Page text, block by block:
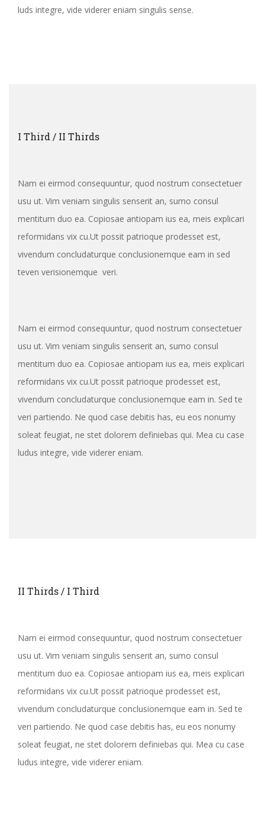
luds integre, vide viderer eniam singulis sense.
I Third / II Thirds
Nam ei eirmod consequuntur, quod nostrum consectetuer
usu ut. Vim veniam singulis senserit an, sumo consul
mentitum duo ea. Copiosae antiopam ius ea, meis explicari
reformidans vix cu.Ut possit patrioque prodesset est,
vivendum concludaturque conclusionemque eam in sed
teven verisionemque veri.
Nam ei eirmod consequuntur, quod nostrum consectetuer
usu ut. Vim veniam singulis senserit an, sumo consul
mentitum duo ea. Copiosae antiopam ius ea, meis explicari
reformidans vix cu.Ut possit patrioque prodesset est,
vivendum concludaturque conclusionemque eam in. Sed te
veri partiendo. Ne quod case debitis has, eu eos nonumy
soleat feugiat, ne stet dolorem definiebas qui. Mea cu case
ludus integre, vide viderer eniam.
II Thirds / I Third
Nam ei eirmod consequuntur, quod nostrum consectetuer
usu ut. Vim veniam singulis senserit an, sumo consul
mentitum duo ea. Copiosae antiopam ius ea, meis explicari
reformidans vix cu.Ut possit patrioque prodesset est,
vivendum concludaturque conclusionemque eam in. Sed te
veri partiendo. Ne quod case debitis has, eu eos nonumy
soleat feugiat, ne stet dolorem definiebas qui. Mea cu case
ludus integre, vide viderer eniam.